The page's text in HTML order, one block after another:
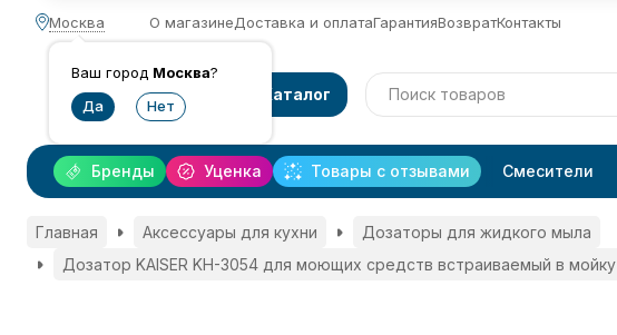
Москва
Ваш город Москва?
О магазинеДоставка и оплатаГарантияВозвратКонтакты
Каталог
Уценка Товары с отзывами
Бренды Смесители
Главная Аксессуары для кухни
Дозаторы для жидкого мыла
Дозатор KAISER KH-3054 для моющих средств встраиваемый в мойку